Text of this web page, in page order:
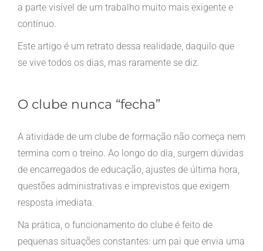
a parte visível de um trabalho muito mais exigente e
contínuo.
Este artigo é um retrato dessa realidade, daquilo que
se vive todos os dias, mas raramente se diz.
O clube nunca “fecha”
A atividade de um clube de formação não começa nem
termina com o treino. Ao longo do dia, surgem dúvidas
de encarregados de educação, ajustes de última hora,
questões administrativas e imprevistos que exigem
resposta imediata.
Na prática, o funcionamento do clube é feito de
pequenas situações constantes: um pai que envia uma